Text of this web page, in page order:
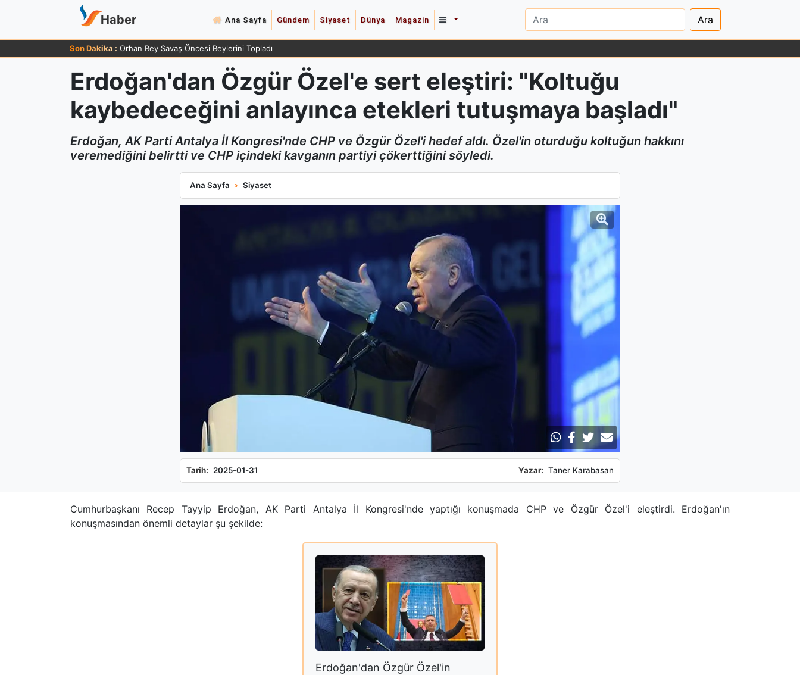
Haber Ana Sayfa Gündem Siyaset Dünya Magazin Ara
Son Dakika : Orhan Bey Savaş Öncesi Beylerini Topladı
Erdoğan'dan Özgür Özel'e sert eleştiri: "Koltuğu
kaybedeceğini anlayınca etekleri tutuşmaya başladı"
Erdoğan, AK Parti Antalya İl Kongresi'nde CHP ve Özgür Özel'i hedef aldı. Özel'in oturduğu koltuğun hakkını
veremediğini belirtti ve CHP içindeki kavganın partiyi çökerttiğini söyledi.
Ana Sayfa Siyaset
Erdoğan'dan Özgür Özel'e sert eleştiri: "Koltuğu kaybedeceğini anlayınca etekleri tutuşmaya başladı"
Tarih: 2025-01-31 Yazar: Taner Karabasan
Cumhurbaşkanı Recep Tayyip Erdoğan, AK Parti Antalya İl Kongresi'nde yaptığı konuşmada CHP ve Özgür Özel'i eleştirdi. Erdoğan'ın
konuşmasından önemli detaylar şu şekilde:
Erdoğan'dan Özgür Özel'in